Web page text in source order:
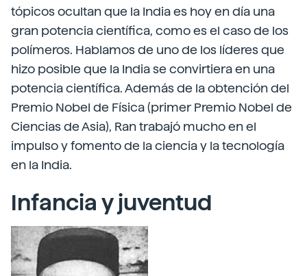
tópicos ocultan que la India es hoy en día una
gran potencia científica, como es el caso de los
polímeros. Hablamos de uno de los líderes que
hizo posible que la India se convirtiera en una
potencia científica. Además de la obtención del
Premio Nobel de Física (primer Premio Nobel de
Ciencias de Asia), Ran trabajó mucho en el
impulso y fomento de la ciencia y la tecnología
en la India.
Infancia y juventud